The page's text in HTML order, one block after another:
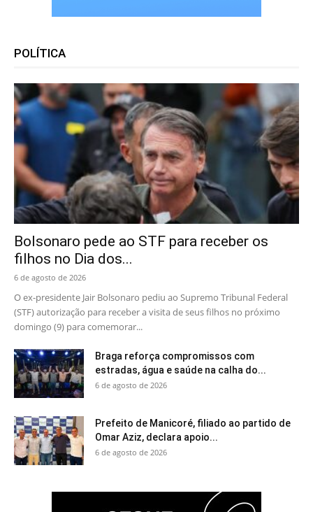
POLÍTICA
Bolsonaro pede ao STF para receber os
filhos no Dia dos...
6 de agosto de 2026
O ex-presidente Jair Bolsonaro pediu ao Supremo Tribunal Federal
(STF) autorização para receber a visita de seus filhos no próximo
domingo (9) para comemorar...
Braga reforça compromissos com
estradas, água e saúde na calha do...
6 de agosto de 2026
Prefeito de Manicoré, filiado ao partido de
Omar Aziz, declara apoio...
6 de agosto de 2026